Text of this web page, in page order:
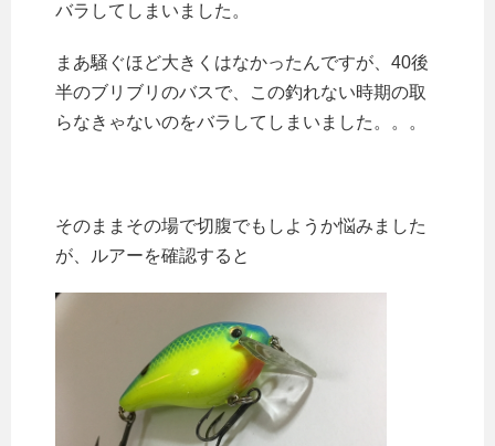
バラしてしまいました。
まあ騒ぐほど大きくはなかったんですが、40後
半のブリブリのバスで、この釣れない時期の取
らなきゃないのをバラしてしまいました。。。
そのままその場で切腹でもしようか悩みました
が、ルアーを確認すると